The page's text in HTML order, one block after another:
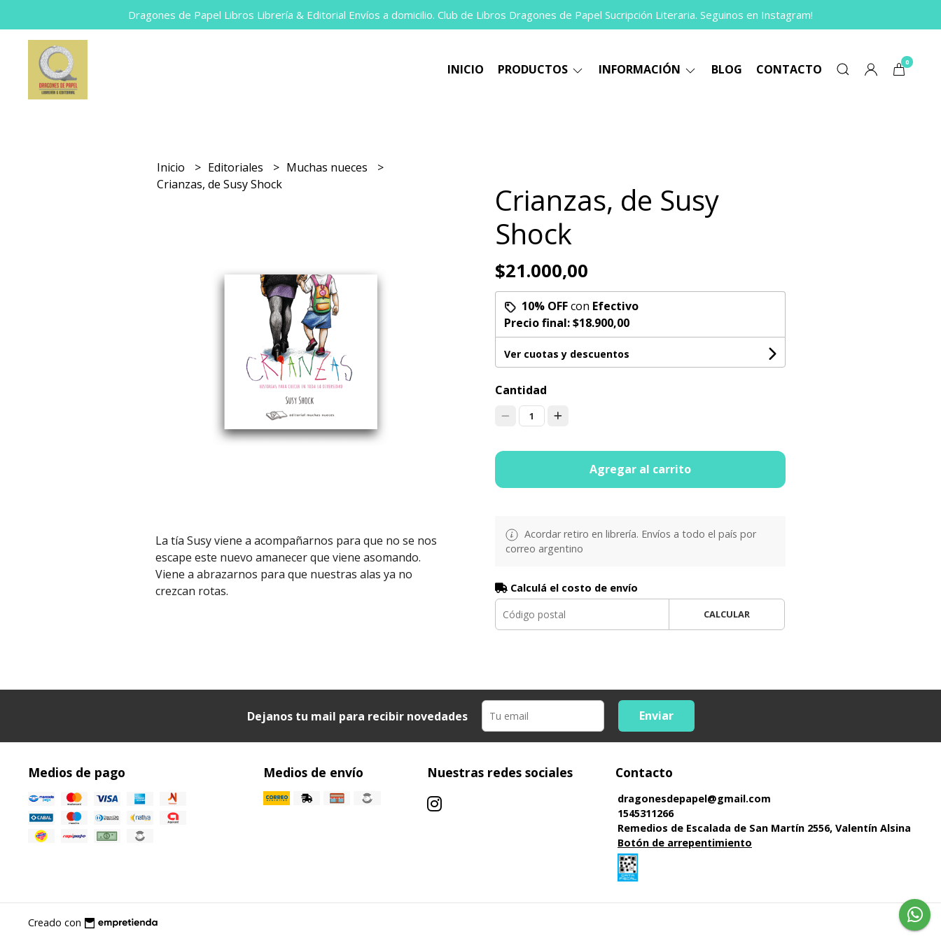
Dragones de Papel Libros Librería & Editorial Envíos a domicilio. Club de Libros Dragones de Papel Sucripción Literaria. Seguinos en Instagram!
INICIO PRODUCTOS INFORMACIÓN BLOG CONTACTO 0
Inicio Editoriales
Muchas nueces
Crianzas, de Susy Shock
La tía Susy viene a acompañarnos para que no se nos
escape este nuevo amanecer que viene asomando.
Viene a abrazarnos para que nuestras alas ya no
crezcan rotas.
Crianzas, de Susy
Shock
$21.000,00
10% OFFcon Efectivo
Precio final:$18.900,00
Ver cuotas y descuentos
Cantidad
1
Agregar al carrito
Acordar retiro en librería. Envíos a todo el país por
correo argentino
Calculá el costo de envío
CALCULAR
Dejanos tu mail para recibir novedades Enviar
Medios de pago Medios de envío Nuestras redes sociales Contacto
dragonesdepapel@gmail.com
1545311266
Remedios de Escalada de San Martín 2556, Valentín Alsina
Botón de arrepentimiento
Creado con